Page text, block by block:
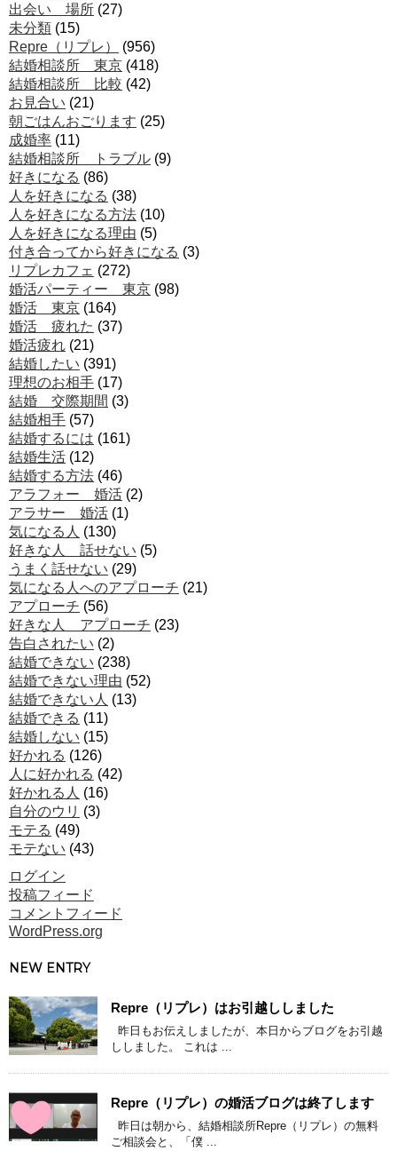
出会い 場所 (27)
未分類 (15)
Repre（リプレ）
(956)
結婚相談所 東京 (418)
結婚相談所 比較 (42)
お見合い (21)
朝ごはんおごります (25)
成婚率 (11)
結婚相談所 トラブル (9)
好きになる (86)
人を好きになる (38)
人を好きになる方法 (10)
人を好きになる理由 (5)
付き合ってから好きになる (3)
リプレカフェ (272)
婚活パーティー 東京 (98)
婚活 東京 (164)
婚活 疲れた (37)
婚活疲れ (21)
結婚したい (391)
理想のお相手 (17)
結婚 交際期間 (3)
結婚相手 (57)
結婚するには (161)
結婚生活 (12)
結婚する方法 (46)
アラフォー 婚活 (2)
アラサー 婚活 (1)
気になる人 (130)
好きな人 話せない (5)
うまく話せない (29)
気になる人へのアプローチ (21)
アプローチ (56)
好きな人 アプローチ (23)
告白されたい (2)
結婚できない (238)
結婚できない理由 (52)
結婚できない人 (13)
結婚できる (11)
結婚しない (15)
好かれる (126)
人に好かれる (42)
好かれる人 (16)
自分のウリ (3)
モテる (49)
モテない (43)
ログイン
投稿フィード
コメントフィード
WordPress.org
NEW ENTRY
Repre（リプレ）はお引越ししました
昨日もお伝えしましたが、本日からブログをお引越
ししました。 これは ...
Repre（リプレ）の婚活ブログは終了します
昨日は朝から、結婚相談所Repre（リプレ）の無料
ご相談会と、「僕 ...